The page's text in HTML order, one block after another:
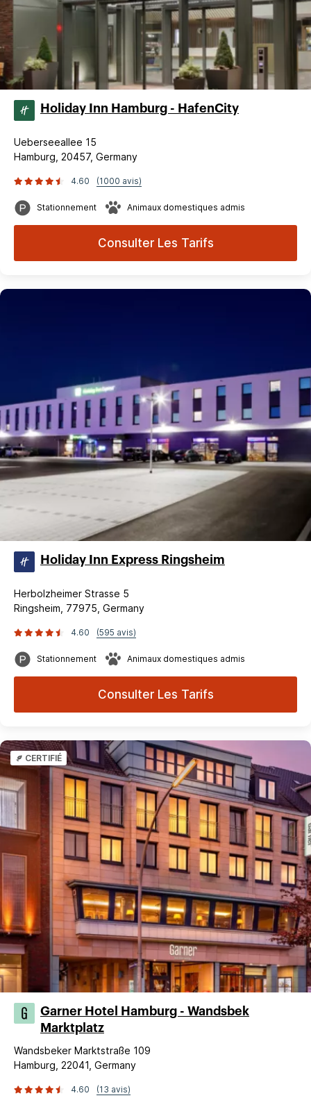
Holiday Inn Hamburg - HafenCity
Ueberseeallee 15
Hamburg, 20457, Germany
4.60 (1000 avis)
Stationnement Animaux domestiques admis
Consulter Les Tarifs
Holiday Inn Express Ringsheim
Herbolzheimer Strasse 5
Ringsheim, 77975, Germany
4.60 (595 avis)
Stationnement Animaux domestiques admis
Consulter Les Tarifs
CERTIFIÉ
Garner Hotel Hamburg - Wandsbek
Marktplatz
Wandsbeker Marktstraße 109
Hamburg, 22041, Germany
4.60 (13 avis)